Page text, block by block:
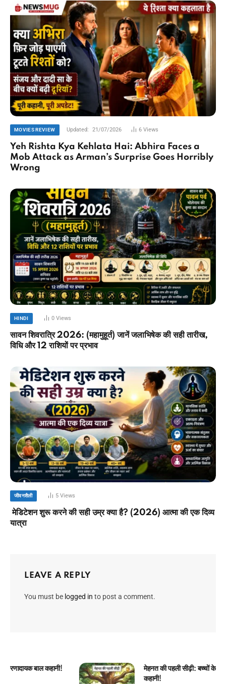
MOVIES REVIEW Updated: 21/07/2026 6 Views
Yeh Rishta Kya Kehlata Hai: Abhira Faces a
Mob Attack as Arman’s Surprise Goes Horribly
Wrong
HINDI 0 Views
सावन शिवरात्रि 2026: (महामुहूर्त) जानें जलाभिषेक की सही तारीख,
विधि और 12 राशियों पर प्रभाव
जीवनशैली 5 Views
मेडिटेशन शुरू करने की सही उम्र क्या है? (2026) आत्मा की एक दिव्य
यात्रा
LEAVE A REPLY
You must be logged in to post a comment.
मेहनत की पहली सीढ़ी: बच्चों के लिए प्रेरणादायक बाल
कहानी!